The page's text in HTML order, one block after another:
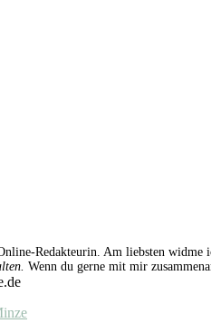
Redakteurin. Am liebsten widme
Wenn du gerne mit mir